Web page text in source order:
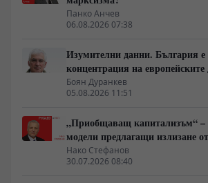
Панко Анчев
06.08.2026 07:38
Изумителни данни. България
концентрация на европейските
на най-богатия 1%,
Боян Дуранкев
05.08.2026 11:51
„Приобщаващ капитализъм“ –
модели предлагащи излизане
неолиберализма
Нако Стефанов
30.07.2026 08:40